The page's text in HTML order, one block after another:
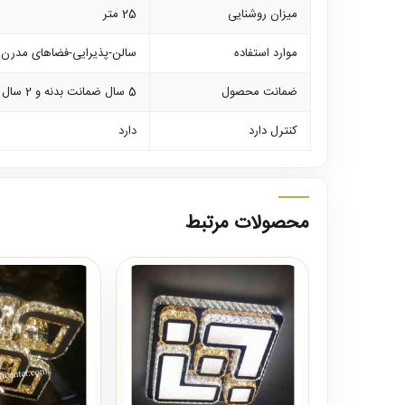
میزان روشنایی
25 متر
موارد استفاده
سالن-پذیرایی-فضاهای
ضمانت محصول
5 سال ضمانت بدنه و 2 سال ضمانت کلیه لوازم برقی
کنترل دارد
دارد
محصولات مرتبط